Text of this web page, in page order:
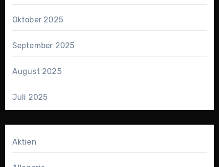
Oktober 2025
September 2025
August 2025
Juli 2025
Aktien